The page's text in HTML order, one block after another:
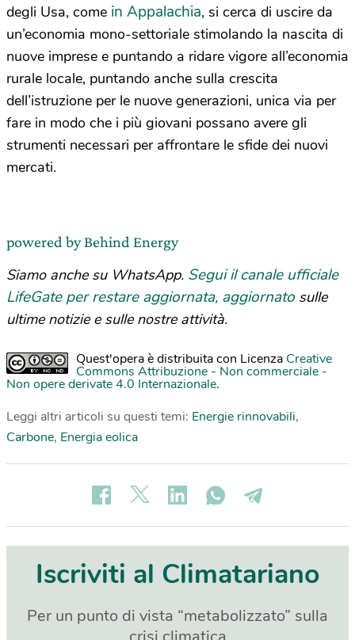
degli Usa, come in Appalachia, si cerca di uscire da
un’economia mono-settoriale stimolando la nascita di
nuove imprese e puntando a ridare vigore all’economia
rurale locale, puntando anche sulla crescita
dell’istruzione per le nuove generazioni, unica via per
fare in modo che i più giovani possano avere gli
strumenti necessari per affrontare le sfide dei nuovi
mercati.
powered by Behind Energy
Siamo anche su WhatsApp. Segui il canale ufficiale
LifeGate per restare aggiornata, aggiornato sulle
ultime notizie e sulle nostre attività.
Quest'opera è distribuita con Licenza Creative
Commons Attribuzione - Non commerciale -
Non opere derivate 4.0 Internazionale.
Leggi altri articoli su questi temi: Energie rinnovabili,
Carbone, Energia eolica
Iscriviti al Climatariano
Per un punto di vista “metabolizzato” sulla